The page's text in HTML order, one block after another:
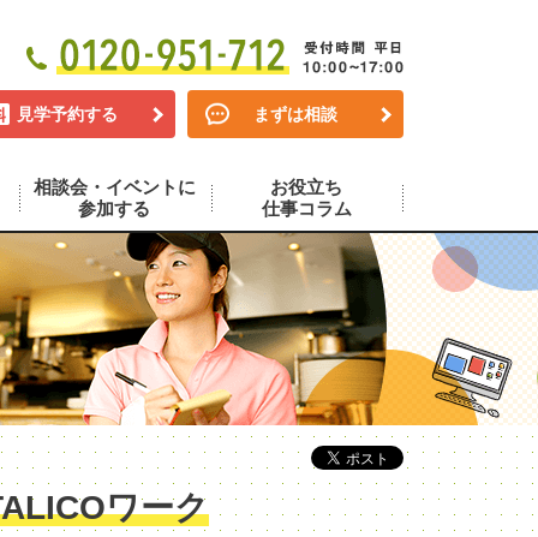
見学予約する まずは相談
相談会・イベントに
参加する
お役立ち
仕事コラム
ワーク